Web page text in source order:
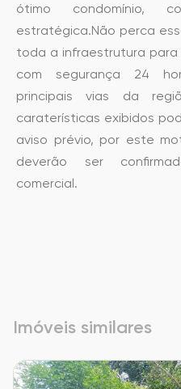
ótimo condomínio,
estratégica.Não perca
toda a infraestrutura para
com segurança 24
principais vias da
caraterísticas exibidos
aviso prévio, por este
deverão ser
comercial.
Imóveis similares